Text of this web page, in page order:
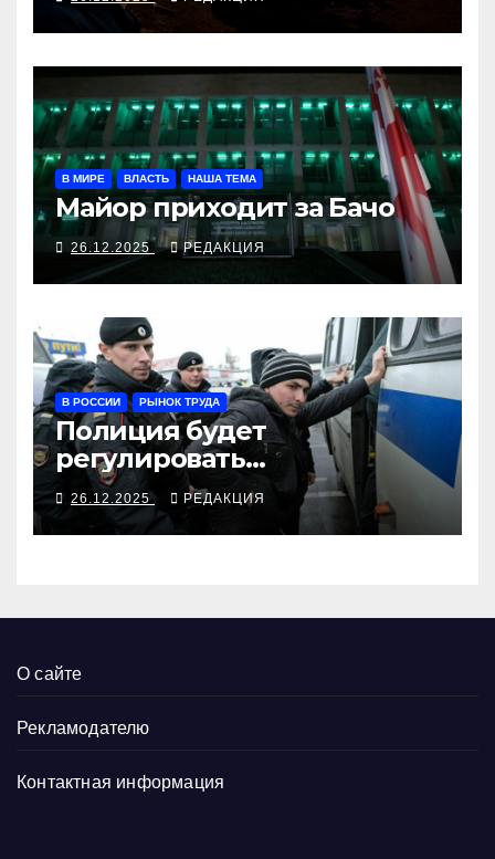
В МИРЕ ВЛАСТЬ НАША ТЕМА
Майор приходит за Бачо
26.12.2025 РЕДАКЦИЯ
В РОССИИ РЫНОК ТРУДА
Полиция будет
регулировать
трудоустройство
иностранцев вместе
Минтруда
26.12.2025 РЕДАКЦИЯ
О сайте
Рекламодателю
Контактная информация